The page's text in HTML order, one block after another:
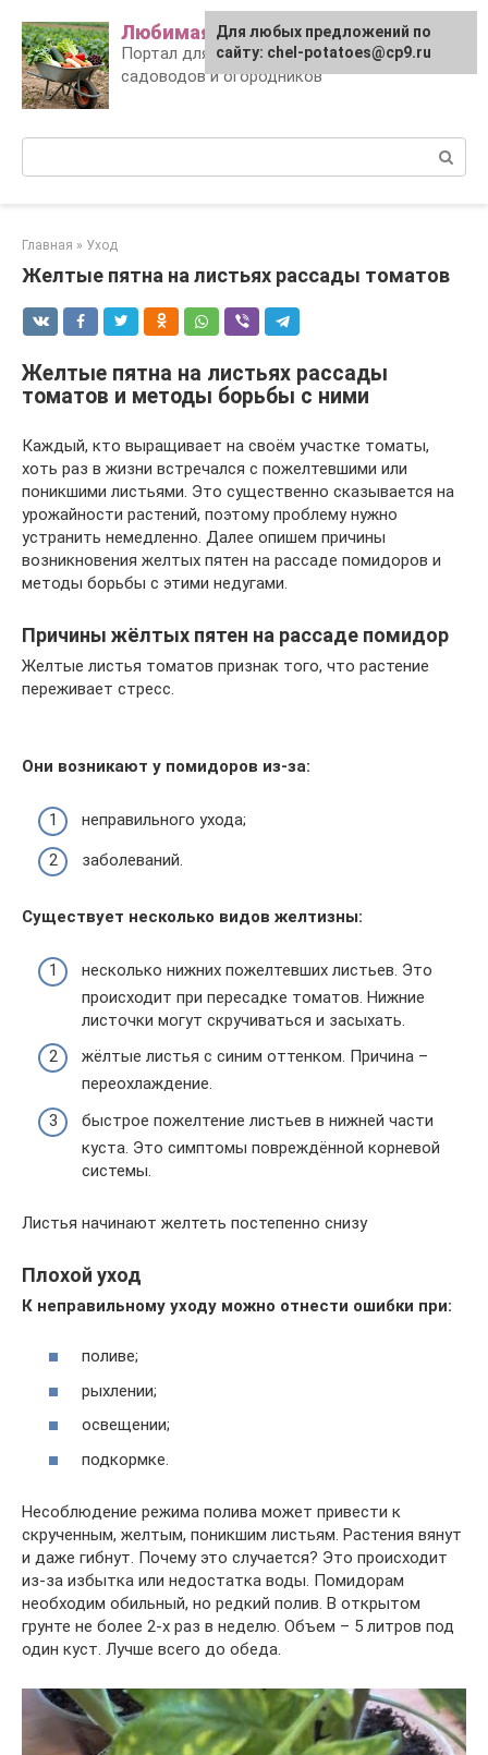
content
Любимая дача
Портал для заботливых
садоводов и огородников
Главная » Уход
Желтые пятна на листьях рассады томатов
Желтые пятна на листьях рассады
томатов и методы борьбы с ними
Каждый, кто выращивает на своём участке томаты,
хоть раз в жизни встречался с пожелтевшими или
поникшими листьями. Это существенно сказывается на
урожайности растений, поэтому проблему нужно
устранить немедленно. Далее опишем причины
возникновения желтых пятен на рассаде помидоров и
методы борьбы с этими недугами.
Причины жёлтых пятен на рассаде помидор
Желтые листья томатов признак того, что растение
переживает стресс.
Они возникают у помидоров из-за:
неправильного ухода;
заболеваний.
Существует несколько видов желтизны:
несколько нижних пожелтевших листьев. Это
происходит при пересадке томатов. Нижние
листочки могут скручиваться и засыхать.
жёлтые листья с синим оттенком. Причина –
переохлаждение.
быстрое пожелтение листьев в нижней части
куста. Это симптомы повреждённой корневой
системы.
Листья начинают желтеть постепенно снизу
Плохой уход
К неправильному уходу можно отнести ошибки при:
поливе;
рыхлении;
освещении;
подкормке.
Несоблюдение режима полива может привести к
скрученным, желтым, поникшим листьям. Растения вянут
и даже гибнут. Почему это случается? Это происходит
из-за избытка или недостатка воды. Помидорам
необходим обильный, но редкий полив. В открытом
грунте не более 2-х раз в неделю. Объем – 5 литров под
один куст. Лучше всего до обеда.
Для любых предложений по
сайту: chel-potatoes@cp9.ru